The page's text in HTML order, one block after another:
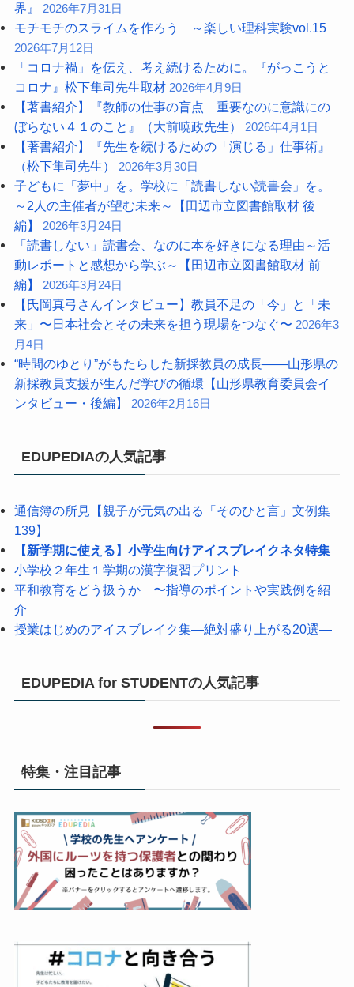
界』
2026年7月31日
モチモチのスライムを作ろう ～楽しい理科実験vol.15
2026年7月12日
「コロナ禍」を伝え、考え続けるために。『がっこうと
コロナ』松下隼司先生取材 2026年4月9日
【著書紹介】『教師の仕事の盲点 重要なのに意識にの
ぼらない４１のこと』（大前暁政先生）
2026年4月1日
【著書紹介】『先生を続けるための「演じる」仕事術』
（松下隼司先生）
2026年3月30日
子どもに「夢中」を。学校に「読書しない読書会」を。
～2人の主催者が望む未来～【田辺市立図書館取材 後
編】
2026年3月24日
「読書しない」読書会、なのに本を好きになる理由～活
動レポートと感想から学ぶ～【田辺市立図書館取材 前
編】
2026年3月24日
【氏岡真弓さんインタビュー】教員不足の「今」と「未
来」〜日本社会とその未来を担う現場をつなぐ〜 2026年3
月4日
“時間のゆとり”がもたらした新採教員の成長――山形県の
新採教員支援が生んだ学びの循環【山形県教育委員会イ
ンタビュー・後編】
2026年2月16日
EDUPEDIAの人気記事
通信簿の所見【親子が元気の出る「そのひと言」文例集
139】
【新学期に使える】小学生向けアイスブレイクネタ特集
小学校２年生１学期の漢字復習プリント
平和教育をどう扱うか 〜指導のポイントや実践例を紹
介
授業はじめのアイスブレイク集―絶対盛り上がる20選―
EDUPEDIA for STUDENTの人気記事
特集・注目記事